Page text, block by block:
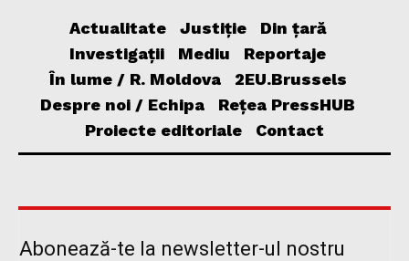
Actualitate Justiție
Din țară
Investigații
Mediu
Reportaje
În lume / R. Moldova
2EU.Brussels
Despre noi / Echipa
Rețea PressHUB
Proiecte editoriale
Contact
Abonează-te la newsletter-ul nostru